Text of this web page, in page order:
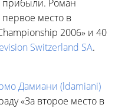
прибыли. Роман
место в
2006» и 40
Switzerland SA.
Дамиани (ldamiani)
«За второе место в